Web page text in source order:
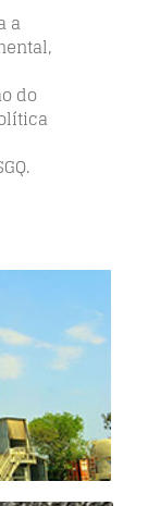
a
do
CMC,